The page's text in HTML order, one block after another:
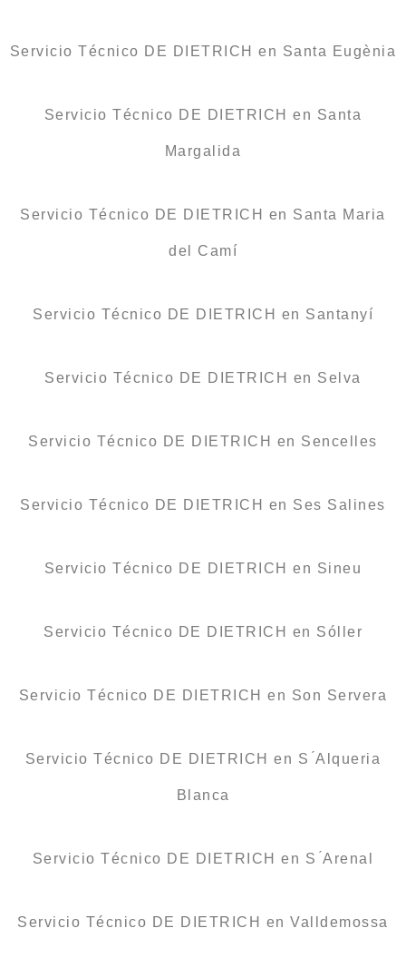
Servicio Técnico DE DIETRICH en Santa Eugènia
Servicio Técnico DE DIETRICH en Santa
Margalida
Servicio Técnico DE DIETRICH en Santa Maria
del Camí
Servicio Técnico DE DIETRICH en Santanyí
Servicio Técnico DE DIETRICH en Selva
Servicio Técnico DE DIETRICH en Sencelles
Servicio Técnico DE DIETRICH en Ses Salines
Servicio Técnico DE DIETRICH en Sineu
Servicio Técnico DE DIETRICH en Sóller
Servicio Técnico DE DIETRICH en Son Servera
Servicio Técnico DE DIETRICH en S ́Alqueria
Blanca
Servicio Técnico DE DIETRICH en S ́Arenal
Servicio Técnico DE DIETRICH en Valldemossa